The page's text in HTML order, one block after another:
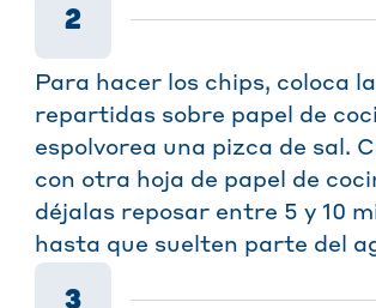
2
Para hacer los chips, coloca
repartidas sobre papel de
espolvorea una pizca de sal.
con otra hoja de papel de
déjalas reposar entre 5 y 10
hasta que suelten parte del
3